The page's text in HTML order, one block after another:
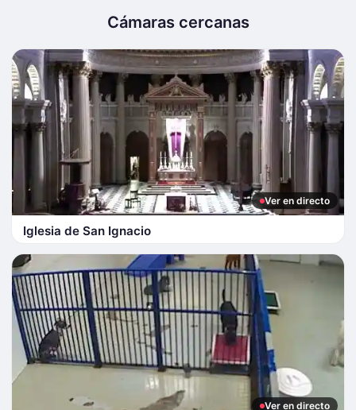
Cámaras cercanas
Ver en directo
Iglesia de San Ignacio
Ver en directo